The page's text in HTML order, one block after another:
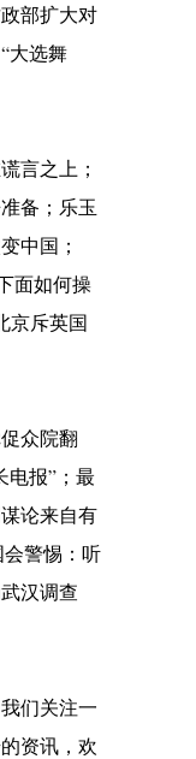
部扩大对
大选舞
言之上；
备；乐玉
中国；
面如何操
京斥英国
众院翻
电报”；最
论来自有
会警惕：听
汉调查
们关注一
资讯，欢